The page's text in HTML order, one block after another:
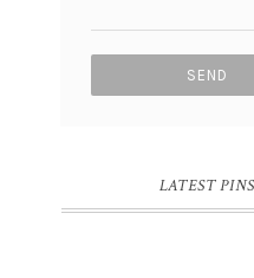
LATEST PINS